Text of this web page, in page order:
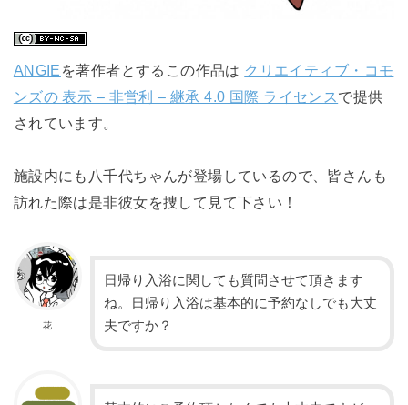
ANGIE を著作者とするこの作品は クリエイティブ・コモ
ンズの 表示 – 非営利 – 継承 4.0 国際 ライセンス で提供
されています。
施設内にも八千代ちゃんが登場しているので、皆さんも
訪れた際は是非彼女を捜して見て下さい！
花
日帰り入浴に関しても質問させて頂きます
ね。日帰り入浴は基本的に予約なしでも大丈
夫ですか？